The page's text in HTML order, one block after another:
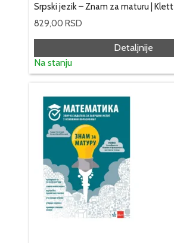
Srpski jezik – Znam za maturu | Klett
829,00 RSD
Detaljnije
Na stanju